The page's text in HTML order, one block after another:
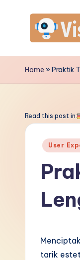
contentV
is
a
Home »Praktik
Read this post in:
Posted
User
tarik